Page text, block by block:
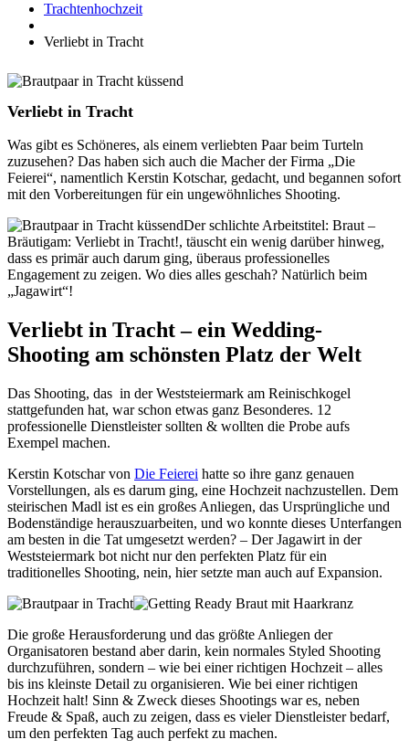
Trachtenhochzeit
Verliebt in Tracht
Verliebt in Tracht
Was gibt es Schöneres, als einem verliebten Paar beim Turteln
zuzusehen? Das haben sich auch die Macher der Firma „Die
Feierei“, namentlich Kerstin Kotschar, gedacht, und begannen sofort
mit den Vorbereitungen für ein ungewöhnliches Shooting.
Der schlichte Arbeitstitel: Braut –
Bräutigam: Verliebt in Tracht!, täuscht ein wenig darüber hinweg,
dass es primär auch darum ging, überaus professionelles
Engagement zu zeigen. Wo dies alles geschah? Natürlich beim
„Jagawirt“!
Verliebt in Tracht – ein Wedding-
Shooting am schönsten Platz der Welt
Das Shooting, das in der Weststeiermark am Reinischkogel
stattgefunden hat, war schon etwas ganz Besonderes. 12
professionelle Dienstleister sollten & wollten die Probe aufs
Exempel machen.
Kerstin Kotschar von Die Feierei hatte so ihre ganz genauen
Vorstellungen, als es darum ging, eine Hochzeit nachzustellen. Dem
steirischen Madl ist es ein großes Anliegen, das Ursprüngliche und
Bodenständige herauszuarbeiten, und wo konnte dieses Unterfangen
am besten in die Tat umgesetzt werden? – Der Jagawirt in der
Weststeiermark bot nicht nur den perfekten Platz für ein
traditionelles Shooting, nein, hier setzte man auch auf Expansion.
Die große Herausforderung und das größte Anliegen der
Organisatoren bestand aber darin, kein normales Styled Shooting
durchzuführen, sondern – wie bei einer richtigen Hochzeit – alles
bis ins kleinste Detail zu organisieren. Wie bei einer richtigen
Hochzeit halt! Sinn & Zweck dieses Shootings war es, neben
Freude & Spaß, auch zu zeigen, dass es vieler Dienstleister bedarf,
um den perfekten Tag auch perfekt zu machen.